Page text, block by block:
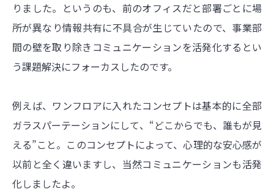
りました。というのも、前のオフィスだと部署ごとに場
所が異なり情報共有に不具合が生じていたので、事業部
間の壁を取り除きコミュニケーションを活発化するとい
う課題解決にフォーカスしたのです。
例えば、ワンフロアに入れたコンセプトは基本的に全部
ガラスパーテーションにして、“どこからでも、誰もが見
える”こと。このコンセプトによって、心理的な安心感が
以前と全く違いますし、当然コミュニケーションも活発
化しましたよ。